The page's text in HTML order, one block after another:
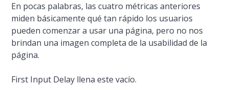
En pocas palabras, las cuatro métricas anteriores
miden básicamente qué tan rápido los usuarios
pueden comenzar a usar una página, pero no nos
brindan una imagen completa de la usabilidad de la
página.
First Input Delay llena este vacío.